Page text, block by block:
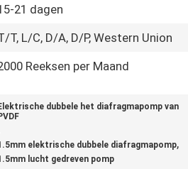
21 dagen
T, L/C, D/A, D/P, Western Union
Reeksen per Maand
dubbele het diafragmapomp van
elektrische dubbele diafragmapomp,
lucht gedreven pomp